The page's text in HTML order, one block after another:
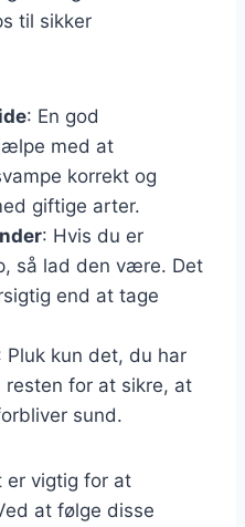
til sikker
: En god
med at
korrekt og
giftige arter.
: Hvis du er
så lad den være. Det
end at tage
Pluk kun det, du har
for at sikre, at
sund.
er vigtig for at
at følge disse